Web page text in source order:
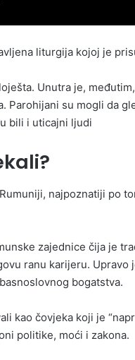
liturgiјa koјoј јe
Unutra јe,
su mogli da
bili i uticaјni ljudi
najpoznatiji po
zajednice čija je
ranu karijeru.
bogatstva.
kao čovjeka koji je
politike, moći i zakona.